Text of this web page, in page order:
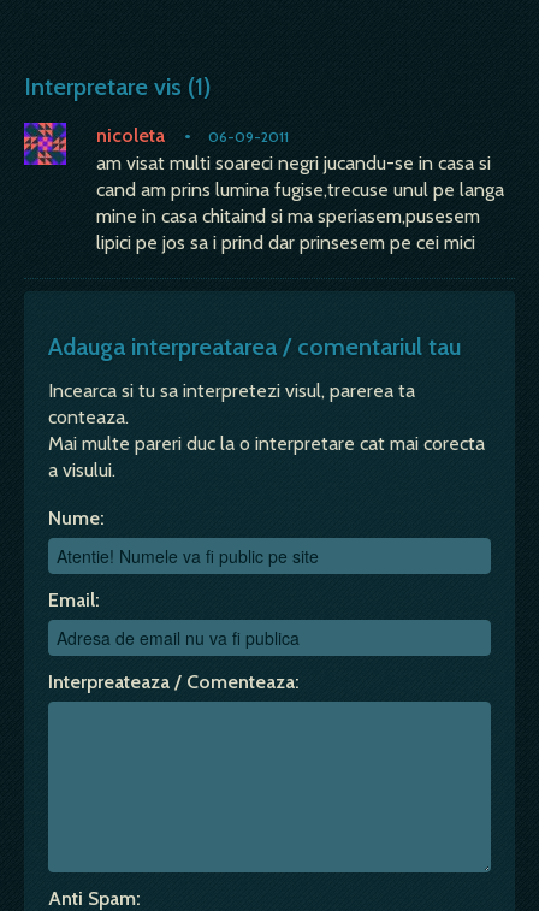
Interpretare vis (1)
nicoleta • 06-09-2011
am visat multi soareci negri jucandu-se in casa si
cand am prins lumina fugise,trecuse unul pe langa
mine in casa chitaind si ma speriasem,pusesem
lipici pe jos sa i prind dar prinsesem pe cei mici
Adauga interpreatarea / comentariul tau
Incearca si tu sa interpretezi visul, parerea ta
conteaza.
Mai multe pareri duc la o interpretare cat mai corecta
a visului.
Nume:
Email:
Interpreateaza / Comenteaza:
Anti Spam: